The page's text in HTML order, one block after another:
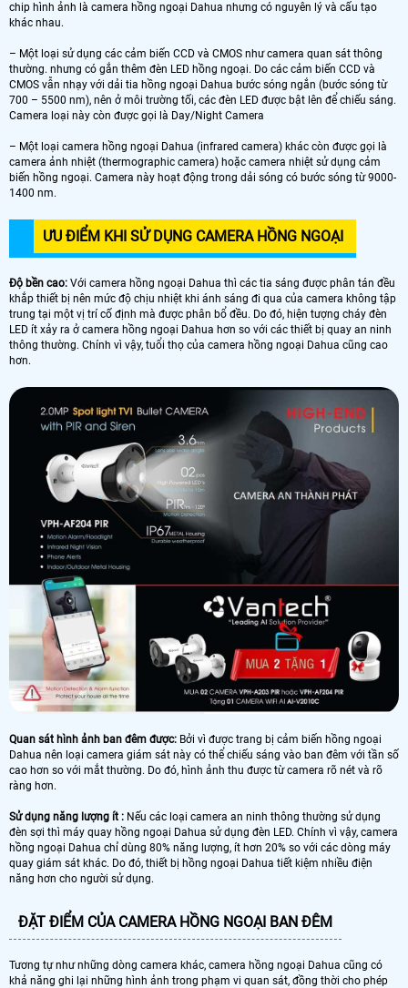
chip hình ảnh là camera hồng ngoại Dahua nhưng có nguyên lý và cấu tạo
khác nhau.
– Một loại sử dụng các cảm biến CCD và CMOS như camera quan sát thông
thường. nhưng có gắn thêm đèn LED hồng ngoại. Do các cảm biến CCD và
CMOS vẫn nhạy với dải tia hồng ngoại Dahua bước sóng ngắn (bước sóng từ
700 – 5500 nm), nên ở môi trường tối, các đèn LED được bật lên để chiếu sáng.
Camera loại này còn được gọi là Day/Night Camera
– Một loại camera hồng ngoại Dahua (infrared camera) khác còn được gọi là
camera ảnh nhiệt (thermographic camera) hoặc camera nhiệt sử dụng cảm
biến hồng ngoại. Camera này hoạt động trong dải sóng có bước sóng từ 9000-
1400 nm.
ƯU ĐIỂM KHI SỬ DỤNG CAMERA HỒNG NGOẠI
Độ bền cao: Với camera hồng ngoại Dahua thì các tia sáng được phân tán đều
khắp thiết bị nên mức độ chịu nhiệt khi ánh sáng đi qua của camera không tập
trung tại một vị trí cố định mà được phân bổ đều. Do đó, hiện tượng cháy đèn
LED ít xảy ra ở camera hồng ngoại Dahua hơn so với các thiết bị quay an ninh
thông thường. Chính vì vậy, tuổi thọ của camera hồng ngoại Dahua cũng cao
hơn.
Quan sát hình ảnh ban đêm được: Bởi vì được trang bị cảm biến hồng ngoại
Dahua nên loại camera giám sát này có thể chiếu sáng vào ban đêm với tần số
cao hơn so với mắt thường. Do đó, hình ảnh thu được từ camera rõ nét và rõ
ràng hơn.
Sử dụng năng lượng ít : Nếu các loại camera an ninh thông thường sử dụng
đèn sợi thì máy quay hồng ngoại Dahua sử dụng đèn LED. Chính vì vậy, camera
hồng ngoại Dahua chỉ dùng 80% năng lượng, ít hơn 20% so với các dòng máy
quay giám sát khác. Do đó, thiết bị hồng ngoại Dahua tiết kiệm nhiều điện
năng hơn cho người sử dụng.
ĐẶT ĐIỂM CỦA CAMERA HỒNG NGOẠI BAN ĐÊM
Tương tự như những dòng camera khác, camera hồng ngoại Dahua cũng có
khả năng ghi lại những hình ảnh trong phạm vi quan sát, đồng thời cho phép